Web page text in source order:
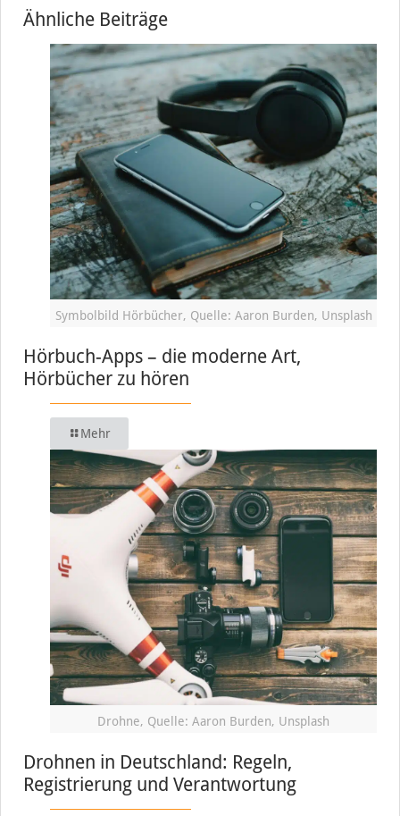
Ähnliche Beiträge
Symbolbild Hörbücher, Quelle: Aaron Burden, Unsplash
Hörbuch-Apps – die moderne Art,
Hörbücher zu hören
Mehr
Drohne, Quelle: Aaron Burden, Unsplash
Drohnen in Deutschland: Regeln,
Registrierung und Verantwortung